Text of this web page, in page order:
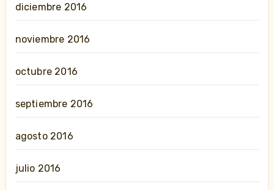
diciembre 2016
noviembre 2016
octubre 2016
septiembre 2016
agosto 2016
julio 2016